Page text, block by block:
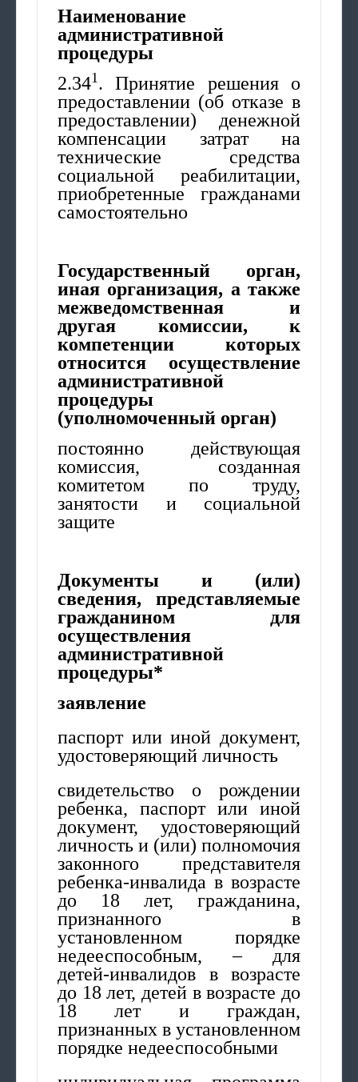
Наименование
административной
процедуры
2.341 . Принятие решения о
предоставлении (об отказе в
предоставлении) денежной
компенсации затрат на
технические средства
социальной реабилитации,
приобретенные гражданами
самостоятельно
Государственный орган,
иная организация, а также
межведомственная и
другая комиссии, к
компетенции которых
относится осуществление
административной
процедуры
(уполномоченный орган)
постоянно действующая
комиссия, созданная
комитетом по труду,
занятости и социальной
защите
Документы и (или)
сведения, представляемые
гражданином для
осуществления
административной
процедуры*
заявление
паспорт или иной документ,
удостоверяющий личность
свидетельство о рождении
ребенка, паспорт или иной
документ, удостоверяющий
личность и (или) полномочия
законного представителя
ребенка-инвалида в возрасте
до 18 лет, гражданина,
признанного в
установленном порядке
недееспособным, – для
детей-инвалидов в возрасте
до 18 лет, детей в возрасте до
18 лет и граждан,
признанных в установленном
порядке недееспособными